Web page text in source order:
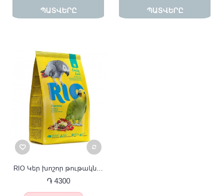
ԱՏՎԵՐԸ
ԱՏՎԵՐԸ
֏ 4300